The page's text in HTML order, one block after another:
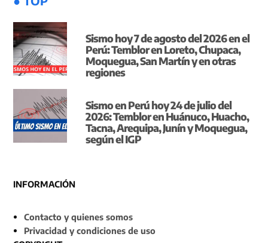
Sismo hoy 7 de agosto del 2026 en el
Perú: Temblor en Loreto, Chupaca,
Moquegua, San Martín y en otras
regiones
Sismo en Perú hoy 24 de julio del
2026: Temblor en Huánuco, Huacho,
Tacna, Arequipa, Junín y Moquegua,
según el IGP
INFORMACIÓN
Contacto y quienes somos
Privacidad y condiciones de uso